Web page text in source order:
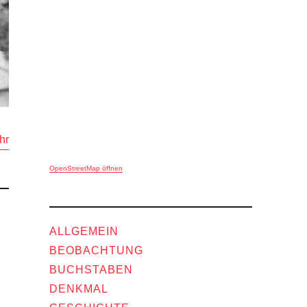
OpenStreetMap öffnen
ALLGEMEIN
BEOBACHTUNG
BUCHSTABEN
DENKMAL